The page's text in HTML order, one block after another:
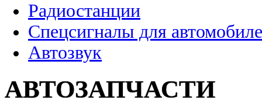
Радиостанции
Спецсигналы для
Автозвук
АВТОЗАПЧАСТИ